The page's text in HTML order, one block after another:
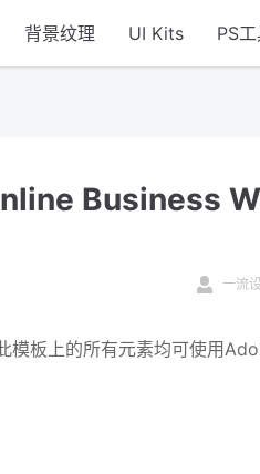
背景纹理 UI Kits PS
Business
一流
模板上的所有元素均可使用